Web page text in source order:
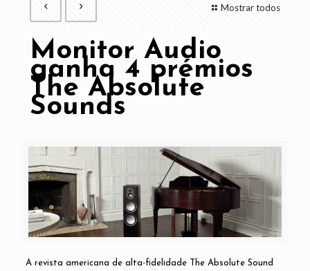
Mostrar todos
Monitor Audio
ganha 4 prémios
The Absolute
Sounds
A revista americana de alta-fidelidade
The Absolute Sound